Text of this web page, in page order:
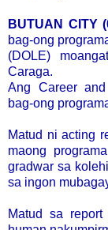
BUTUAN CITY
bag-ong
(DOLE)
Caraga.
Ang Career
bag-ong
Matud ni acting
maong
gradwar sa
sa ingon
Matud sa